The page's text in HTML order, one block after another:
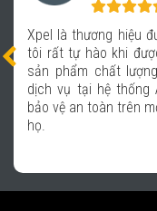
Xpel là thương hiệu
tôi rất tự hào khi
sản phẩm chất
dịch vụ tại hệ thống
bảo vệ an toàn trên
họ.